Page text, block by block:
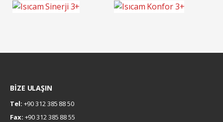
BİZE ULAŞIN
Tel: +90 312 385 88 50
Fax: +90 312 385 88 55